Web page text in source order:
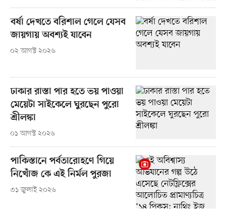
বর্ষা দেখতে বরিশাল গেলে যেসব
জায়গায় অবশ্যই যাবেন
০২ আগস্ট ২০২৬
ঢাকার রাস্তা পার হতে ভয় পাওয়া
মেয়েটা সাইকেলে ঘুরছেন পুরো
শ্রীলঙ্কা
০১ আগস্ট ২০২৬
পাকিস্তানে পর্বতারোহণে গিয়ে
নিখোঁজ কে এই নির্মল পুরজা
৩১ জুলাই ২০২৬